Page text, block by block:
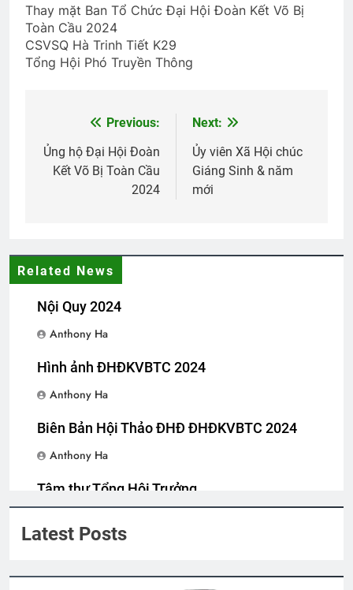
Video ĐHĐKVBTC 2024
2 Years Ago
2 Years Ago
CSVSQ Nguyễn Văn Long K17
Xuân 1973
2 Years Ago
3 Years Ago
Quảng Trị 1972
2 Years Ago
Tagore)
Thay mặt Ban Tổ Chức Đại Hội Đoàn Kết Võ Bị
Toàn Cầu 2024
CSVSQ Hà Trinh Tiết K29
Tổng Hội Phó Truyền Thông
navigation
Previous:
Ủng hộ Đại Hội Đoàn
Kết Võ Bị Toàn Cầu
2024
Next:
Ủy viên Xã Hội chúc
Giáng Sinh & năm
mới
Related News
Nội Quy 2024
Anthony Ha
Hình ảnh ĐHĐKVBTC 2024
Anthony Ha
Biên Bản Hội Thảo ĐHĐ ĐHĐKVBTC 2024
Anthony Ha
Tâm thư Tổng Hội Trưởng
Latest Posts